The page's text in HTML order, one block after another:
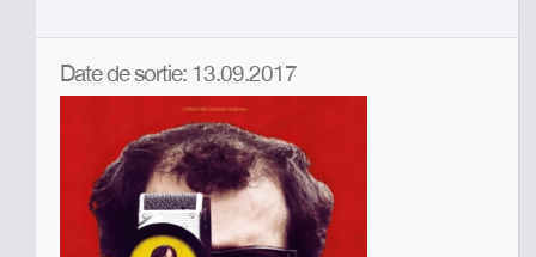
Date de sortie: 13.09.2017